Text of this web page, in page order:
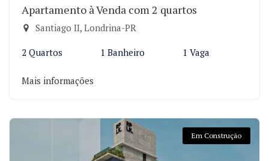
Apartamento à Venda com 2 quartos
Santiago II, Londrina-PR
2 Quartos 1 Banheiro 1 Vaga
Mais informações
Em Construção